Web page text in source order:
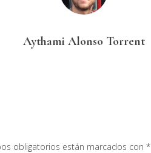
Aythami Alonso Torrent
obligatorios están marcados con *